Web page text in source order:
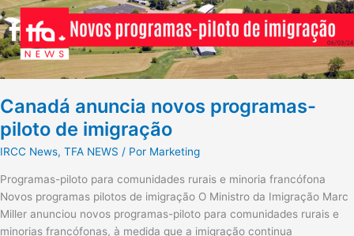
Canadá anuncia novos programas-
piloto de imigração
IRCC News, TFA NEWS / Por Marketing
Programas-piloto para comunidades rurais e minoria francófona
Novos programas pilotos de imigração O Ministro da Imigração Marc
Miller anunciou novos programas-piloto para comunidades rurais e
minorias francófonas, à medida que a imigração continua